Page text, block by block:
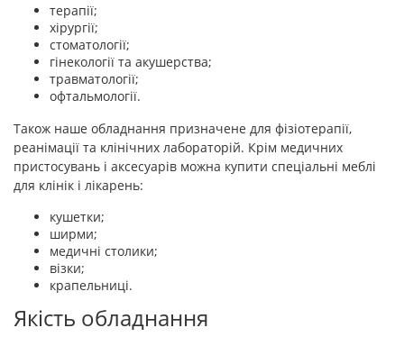
терапії;
хірургії;
стоматології;
гінекології та акушерства;
травматології;
офтальмології.
Також наше обладнання призначене для фізіотерапії,
реанімації та клінічних лабораторій. Крім медичних
пристосувань і аксесуарів можна купити спеціальні меблі
для клінік і лікарень:
кушетки;
ширми;
медичні столики;
візки;
крапельниці.
Якість обладнання